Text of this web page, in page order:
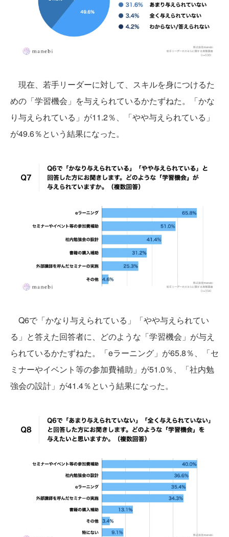
現在、若手リーダーに対して、スキルを身につけるた
めの「学習機会」を与えられているかたずねた。「かな
り与えられている」が11.2％、「やや与えられている」
が49.6％という結果になった。
Q6で「かなり与えられている」「やや与えられてい
る」と答えた回答者に、どのような「学習機会」が与え
られているかたずねた。「eラーニング」が65.8％、「セ
ミナーやイベント等の参加費補助」が51.0％、「社内勉
強会の設計」が41.4％という結果になった。